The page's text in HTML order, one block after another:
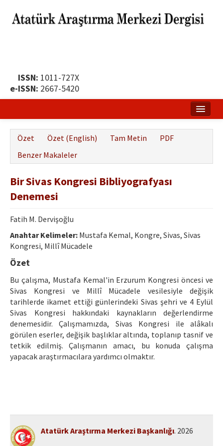
ISSN: 1011-727X
e-ISSN: 2667-5420
Yayın Politikası
Dergi Kurulları
Etik İlkeler
Yazar Rehberi
Hakem Rehberi
İletişim
Özet Özet (English) Tam Metin
PDF
Benzer Makaleler
Bir Sivas Kongresi Bibliyografyası
Denemesi
Fatih M. Dervişoğlu
Anahtar Kelimeler: Mustafa Kemal, Kongre, Sivas, Sivas
Kongresi, Millî Mücadele
Özet
Bu çalışma, Mustafa Kemal'in Erzurum Kongresi öncesi ve
Sivas Kongresi ve Millî Mücadele vesilesiyle değişik
tarihlerde ikamet ettiği günlerindeki Sivas şehri ve 4 Eylül
Sivas Kongresi hakkındaki kaynakların değerlendirme
denemesidir. Çalışmamızda, Sivas Kongresi ile alâkalı
görülen eserler, değişik başlıklar altında, toplanıp tasnif ve
tetkik edilmiş. Çalışmanın amacı, bu konuda çalışma
yapacak araştırmacılara yardımcı olmaktır.
Atatürk Araştırma Merkezi Başkanlığı. 2026